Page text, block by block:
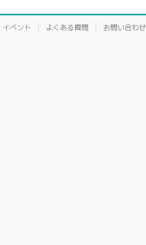
イベント よくある質問 お問い合わせ